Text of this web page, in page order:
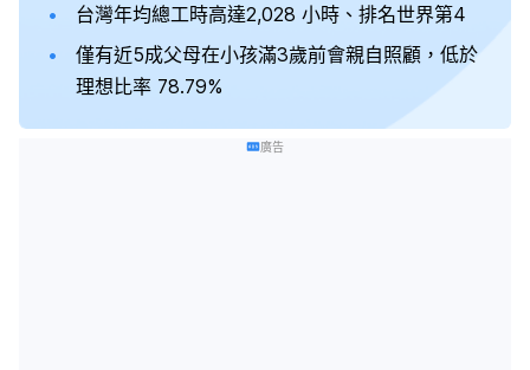
台灣年均總工時高達2,028 小時、排名世界第4
僅有近5成父母在小孩滿3歲前會親自照顧，低於
理想比率 78.79%
廣告